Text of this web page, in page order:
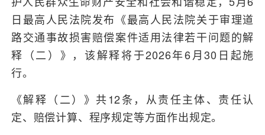
日最高人民法院发布《最高人民法院关于审理道
路交通事故损害赔偿案件适用法律若干问题的解
释（二）》，该解释将于2026年6月30日起施
行。
《解释（二）》共12条，从责任主体、责任认
定、赔偿计算、程序规定等方面作出规定。